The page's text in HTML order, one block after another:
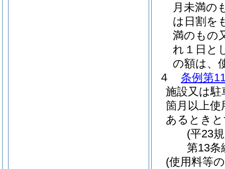
月未満の
は日割を
満のもの
れ１日と
の額は、
４
条例第
施設又は
箇月以上
あるとき
(平23
第13条
(使用料等